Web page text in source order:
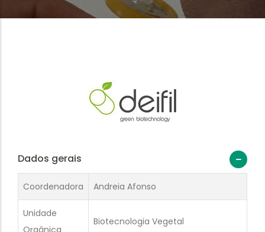
Dados gerais
Coordenadora Andreia Afonso
Unidade
Orgânica
Biotecnologia Vegetal